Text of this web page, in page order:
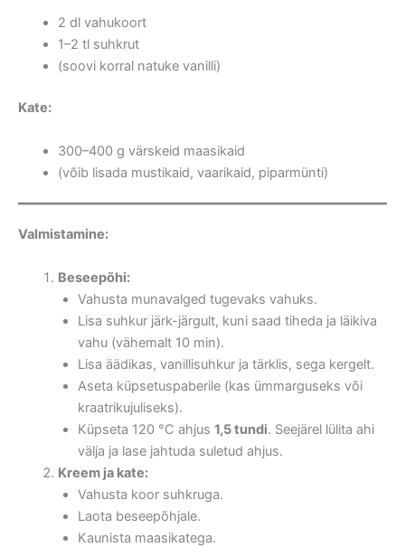
2 dl vahukoort
1–2 tl suhkrut
(soovi korral natuke vanilli)
Kate:
300–400 g värskeid maasikaid
(võib lisada mustikaid, vaarikaid, piparmünti)
Valmistamine:
Beseepõhi:
Vahusta munavalged tugevaks vahuks.
Lisa suhkur järk-järgult, kuni saad tiheda ja läikiva
vahu (vähemalt 10 min).
Lisa äädikas, vanillisuhkur ja tärklis, sega kergelt.
Aseta küpsetuspaberile (kas ümmarguseks või
kraatrikujuliseks).
Küpseta 120 °C ahjus 1,5 tundi. Seejärel lülita ahi
välja ja lase jahtuda suletud ahjus.
Kreem ja kate:
Vahusta koor suhkruga.
Laota beseepõhjale.
Kaunista maasikatega.